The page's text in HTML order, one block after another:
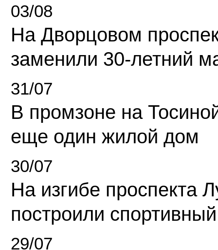
03/08
На Дворцовом
заменили 30-летний
31/07
В промзоне на
еще один жилой дом
30/07
На изгибе проспекта
построили
29/07